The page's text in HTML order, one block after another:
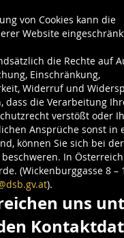
von Cookies kann die
Website
die Rechte auf
Einschränkung,
Widerruf und
dass die Verarbeitung
verstößt oder
Ansprüche sonst in
können Sie sich bei der
In
(Wickenburggasse 8 –
).
uns